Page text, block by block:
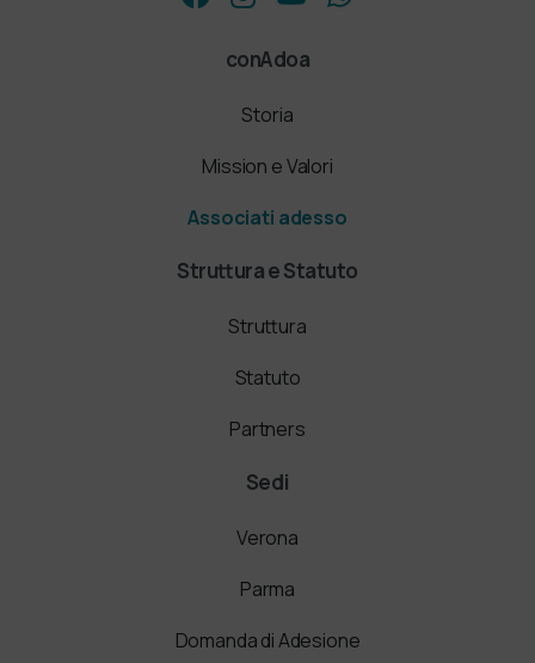
conAdoa
Storia
Mission e Valori
Associati adesso
Struttura e Statuto
Struttura
Statuto
Partners
Sedi
Verona
Parma
Domanda di Adesione